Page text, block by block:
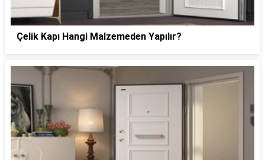
Çelik Kapı Hangi Malzemeden Yapılır?